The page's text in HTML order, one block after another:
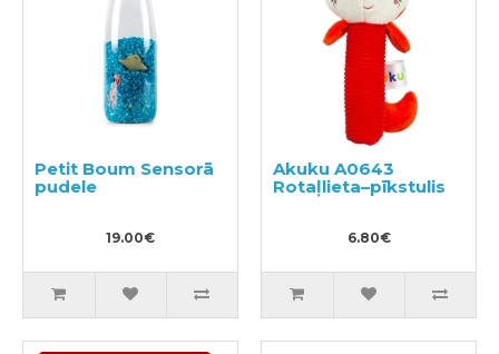
Petit Boum Sensorā
pudele
19.00€
Akuku A0643
Rotaļlieta–pīkstulis
6.80€